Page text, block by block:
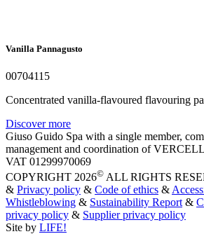
Vanilla Pannagusto
00704115
Concentrated vanilla-flavoured flavouring
Discover more
Giuso Guido Spa with a single member,
management and coordination of
VAT 01299970069
COPYRIGHT 2026© ALL RIGHTS
& Privacy policy & Code of ethics &
Whistleblowing & Sustainability Report &
privacy policy & Supplier privacy policy
Site by LIFE!